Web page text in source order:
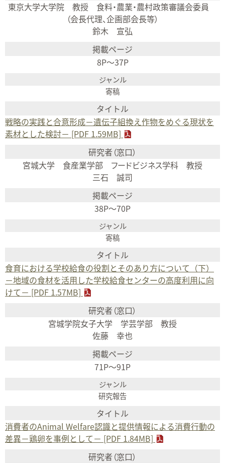
東京大学大学院 教授 食料・農業・農村政策審議会委員
（会長代理、企画部会長等）
鈴木 宣弘
8P～37P
寄稿
戦略の実践と合意形成－遺伝子組換え作物をめぐる現状を
素材とした検討－ [PDF 1.59MB]
宮城大学 食産業学部 フードビジネス学科 教授
三石 誠司
38P～70P
寄稿
食育における学校給食の役割とそのあり方について（下）
－地域の食材を活用した学校給食センターの高度利用に向
けて－ [PDF 1.57MB]
宮城学院女子大学 学芸学部 教授
佐藤 幸也
71P～91P
研究報告
消費者のAnimal Welfare認識と提供情報による消費行動の
差異－鶏卵を事例として－ [PDF 1.84MB]